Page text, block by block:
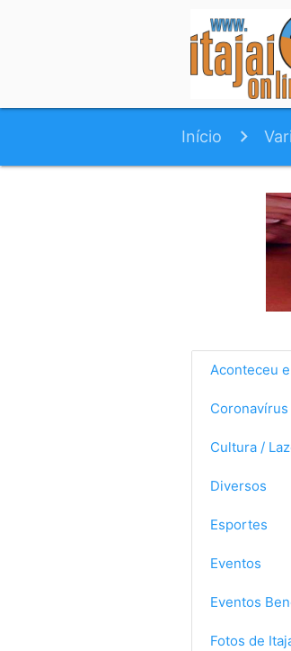
Início
Aconteceu
Cultura /
Diversos
Esportes
Eventos
Eventos
Fotos de